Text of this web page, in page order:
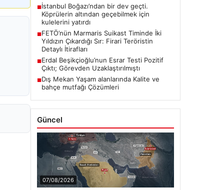
■İstanbul Boğazı’ndan bir dev geçti.
Köprülerin altından geçebilmek için
kulelerini yatırdı
■FETÖ’nün Marmaris Suikast Timinde İki
Yıldızın Çıkardığı Sır: Firari Teröristin
Detaylı İtirafları
■Erdal Beşikçioğlu’nun Esrar Testi Pozitif
Çıktı; Görevden Uzaklaştırılmıştı
■Dış Mekan Yaşam alanlarında Kalite ve
bahçe mutfağı Çözümleri
Güncel
07/08/2026